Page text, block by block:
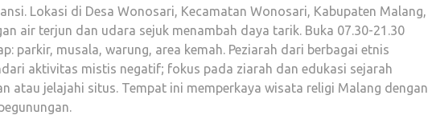
Lokasi di Desa Wonosari, Kecamatan Wonosari, Kabupaten Malang,
air terjun dan udara sejuk menambah daya tarik. Buka 07.30-21.30
parkir, musala, warung, area kemah. Peziarah dari berbagai etnis
aktivitas mistis negatif; fokus pada ziarah dan edukasi sejarah
atau jelajahi situs. Tempat ini memperkaya wisata religi Malang dengan